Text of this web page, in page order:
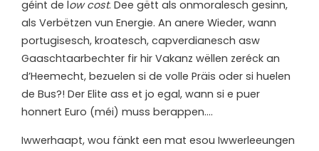
géint de low cost. Dee gëtt als onmoralesch gesinn,
als Verbëtzen vun Energie. An anere Wieder, wann
portugisesch, kroatesch, capverdianesch asw
Gaaschtaarbechter fir hir Vakanz wëllen zeréck an
d’Heemecht, bezuelen si de volle Präis oder si huelen
de Bus?! Der Elite ass et jo egal, wann si e puer
honnert Euro (méi) muss berappen….
Iwwerhaapt, wou fänkt een mat esou Iwwerleeungen